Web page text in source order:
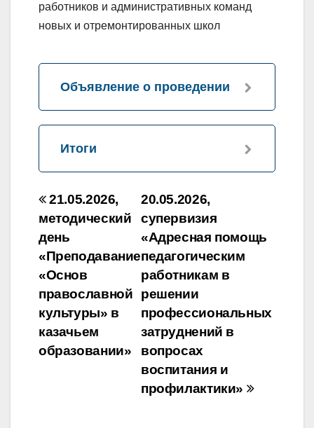
работников и административных команд
новых и отремонтированных школ
Объявление о проведении
Итоги
Навигация
по
записям
20.05.2026,
супервизия
«Адресная помощь
педагогическим
работникам в
решении
профессиональных
затруднений в
вопросах
воспитания и
профилактики»
21.05.2026,
методический
день
«Преподавание
«Основ
православной
культуры» в
казачьем
образовании»